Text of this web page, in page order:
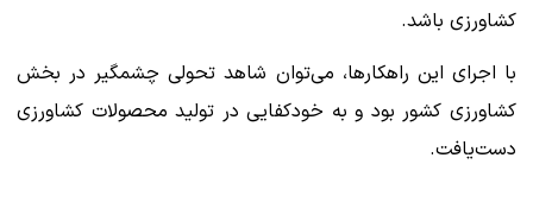
کشاورزی باشد.
با اجرای این راهکارها، می‌توان شاهد تحولی چشمگیر در بخش
کشاورزی کشور بود و به خودکفایی در تولید محصولات کشاورزی
دست‌یافت.